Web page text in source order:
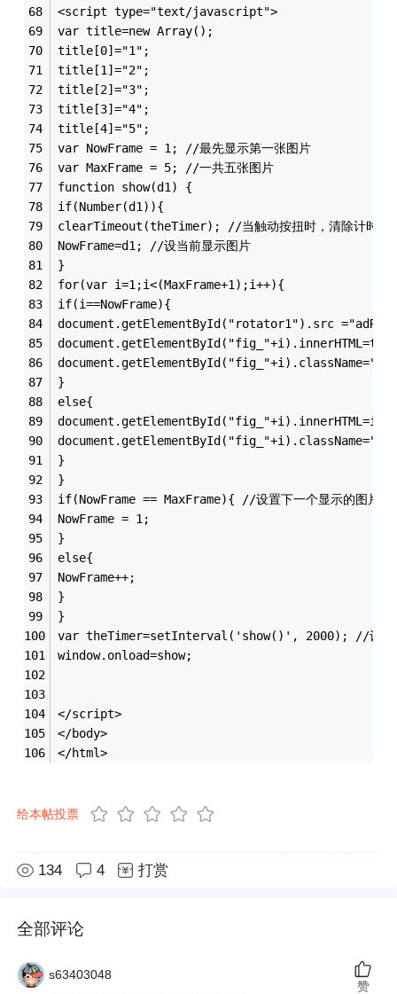
<script type="text/javascript">
var title=new Array();
title[0]="1";
title[1]="2";
title[2]="3";
title[3]="4";
title[4]="5";
var NowFrame = 1; //最先显示第一张图片
var MaxFrame = 5; //一共五张图片
function show(d1) {
if(Number(d1)){
clearTimeout(theTimer); //当触动按扭时，清除计时器
NowFrame=d1; //设当前显示图片
}
for(var i=1;i<(MaxFrame+1);i++){
if(i==NowFrame){
document.getElementById("rotator1").src
}
else{
document.getElementById("fig_"+i).innerHTML=i;
}
}
if(NowFrame == MaxFrame){ //设置下一个显示的图片
NowFrame = 1;
}
else{
NowFrame++;
}
}
var theTimer=setInterval('show()', 2000); //设置定
window.onload=show;
</script>
</body>
</html>
给本帖投票
134 4 打赏
全部评论
s63403048
赞